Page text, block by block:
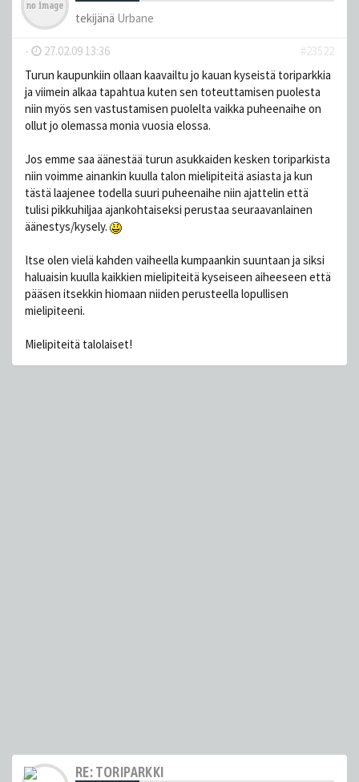
tekijänä Urbane
- 27.02.09 13:36
#23522
Turun kaupunkiin ollaan kaavailtu jo kauan kyseistä toriparkkia
ja viimein alkaa tapahtua kuten sen toteuttamisen puolesta
niin myös sen vastustamisen puolelta vaikka puheenaihe on
ollut jo olemassa monia vuosia elossa.
Jos emme saa äänestää turun asukkaiden kesken toriparkista
niin voimme ainankin kuulla talon mielipiteitä asiasta ja kun
tästä laajenee todella suuri puheenaihe niin ajattelin että
tulisi pikkuhiljaa ajankohtaiseksi perustaa seuraavanlainen
äänestys/kysely.
Itse olen vielä kahden vaiheella kumpaankin suuntaan ja siksi
haluaisin kuulla kaikkien mielipiteitä kyseiseen aiheeseen että
pääsen itsekkin hiomaan niiden perusteella lopullisen
mielipiteeni.
Mielipiteitä talolaiset!
RE: TORIPARKKI